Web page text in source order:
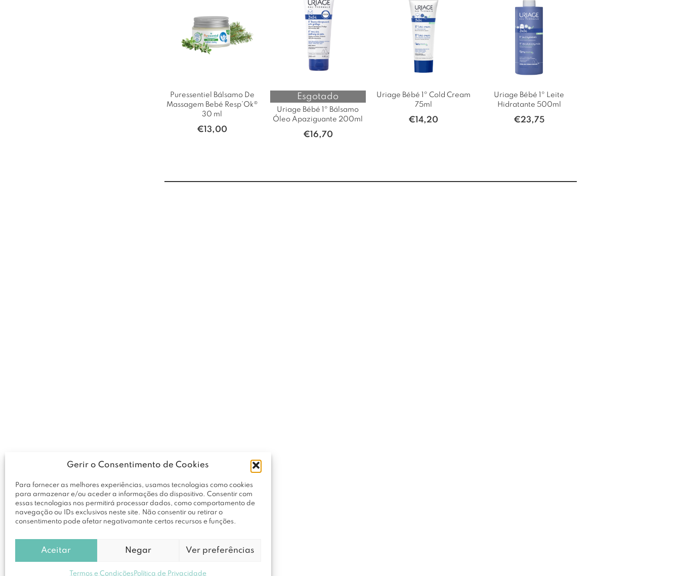
Gerir o Consentimento de Cookies
Para fornecer as melhores experiências, usamos tecnologias como cookies
para armazenar e/ou aceder a informações do dispositivo. Consentir com
essas tecnologias nos permitirá processar dados, como comportamento de
navegação ou IDs exclusivos neste site. Não consentir ou retirar o
consentimento pode afetar negativamante certos recursos e funções.
Aceitar Negar Ver preferências
Termos e Condições Política de Privacidade
Puressentiel Bálsamo De
Massagem Bebé Resp’Ok®
30 ml
€13,00
Esgotado
Uriage Bébé 1º Bálsamo
Óleo Apaziguante 200ml
€16,70
Uriage Bébé 1º Cold Cream
75ml
€14,20
Uriage Bébé 1º Leite
Hidratante 500ml
€23,75